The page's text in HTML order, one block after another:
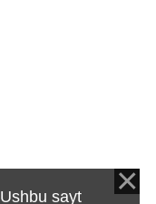
Ushbu sayt